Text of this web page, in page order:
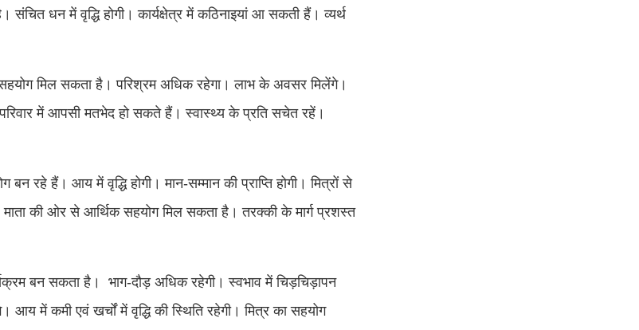
धन में वृद्धि होगी। कार्यक्षेत्र में कठिनाइयां आ सकती हैं। व्‍यर्थ
मिल सकता है। परिश्रम अधिक रहेगा। लाभ के अवसर मिलेंगे।
परिवार में आपसी मतभेद हो सकते हैं। स्वास्थ्‍य के प्रति सचेत रहें।
रहे हैं। आय में वृद्धि होगी। मान-सम्मान की प्राप्ति‍ होगी। म‍ित्रों से
माता की ओर से आर्थिक सहयोग मिल सकता है। तरक्की के मार्ग प्रशस्त
बन सकता है। भाग-दौड़ अधिक रहेगी। स्वभाव में चिड़चिड़ापन
आय में कमी एवं खर्चों में वृद्धि की स्थिति रहेगी। मित्र का सहयोग